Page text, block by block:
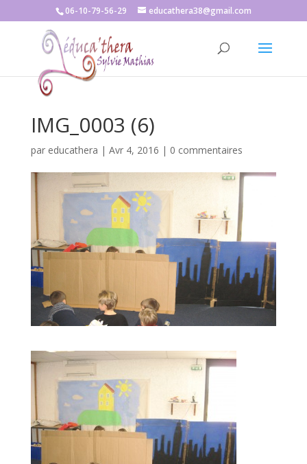
06-10-79-56-29 educathera38@gmail.com
IMG_0003 (6)
par educathera | Avr 4, 2016 | 0 commentaires